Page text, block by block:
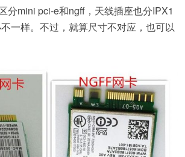
分mini pci-e和ngff，天线插座也分IPX1
一样。不过，就算尺寸不对应，也可以